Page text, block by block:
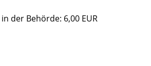
der Behörde: 6,00 EUR